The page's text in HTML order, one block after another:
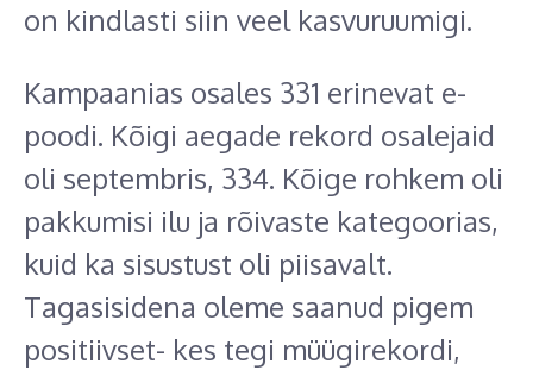
on kindlasti siin veel kasvuruumigi.
Kampaanias osales 331 erinevat e-
poodi. Kõigi aegade rekord osalejaid
oli septembris, 334. Kõige rohkem oli
pakkumisi ilu ja rõivaste kategoorias,
kuid ka sisustust oli piisavalt.
Tagasisidena oleme saanud pigem
positiivset- kes tegi müügirekordi,